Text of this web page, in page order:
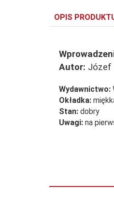
OPIS
Autor: Józef
Wydawnictwo:
Okładka:
Stan: dobry
Uwagi: na